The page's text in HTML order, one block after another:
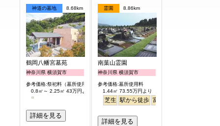
神道の墓地 8.68km
鶴岡八幡宮墓苑
神奈川県 横須賀市
参考価格:祭祀料（墓所使用料）
0.8㎡～ 2.25㎡ 43万円より
詳細を見る
霊園 8.86km
南葉山霊園
神奈川県 横須賀市
参考価格:墓所使用料
1.44㎡ 73.55万円より
芝生 駅から徒歩 富士山
詳細を見る